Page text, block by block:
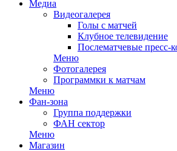
Медиа
Видеогалерея
Голы с матчей
Клубное телевидение
Послематчевые пресс-
Меню
Фотогалерея
Программки к матчам
Меню
Фан-зона
Группа поддержки
ФАН сектор
Меню
Магазин